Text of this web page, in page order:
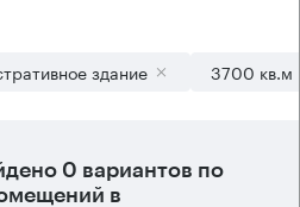
здание 3700 кв.м
0 вариантов по
в